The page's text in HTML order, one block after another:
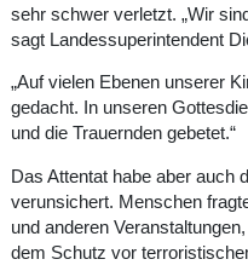
sehr schwer verletzt. „Wir
sagt Landessuperintendent
„Auf vielen Ebenen unserer
gedacht. In unseren
und die Trauernden gebetet.“
Das Attentat habe aber auch
verunsichert. Menschen
und anderen
dem Schutz vor